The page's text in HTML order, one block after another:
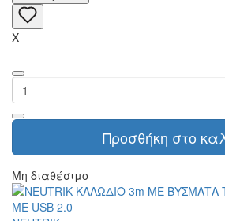
X
Προσθήκη στο
Μη διαθέσιμο